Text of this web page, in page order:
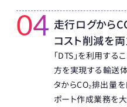
04 走行ログから
コスト削減を
「DTS」を利用する
方を実現する輸送
タからCO₂排出量
ポート作成業務を